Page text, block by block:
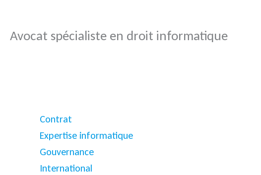
Avocat spécialiste en droit informatique
Contrat
Expertise informatique
Gouvernance
International